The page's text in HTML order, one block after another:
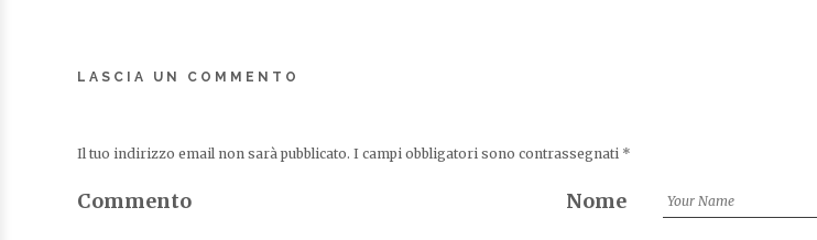
LASCIA UN COMMENTO
Il tuo indirizzo email non sarà pubblicato. I campi obbligatori sono contrassegnati *
Commento Nome